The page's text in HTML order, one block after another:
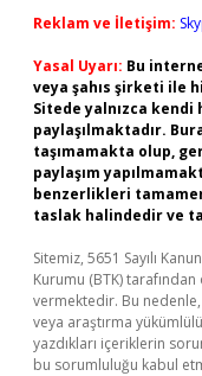
Reklam ve İletişim:
Yasal Uyarı: Bu
veya şahıs şirketi ile
Sitede yalnızca kendi
paylaşılmaktadır.
taşımamakta olup,
paylaşım
benzerlikleri
taslak halindedir ve
Sitemiz, 5651 Sayılı
Kurumu (BTK)
vermektedir. Bu
veya araştırma
yazdıkları içeriklerin
bu sorumluluğu kabul